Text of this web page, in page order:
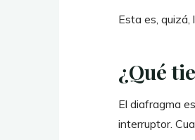
Esta es,
¿Qué
El diafragma
interruptor.